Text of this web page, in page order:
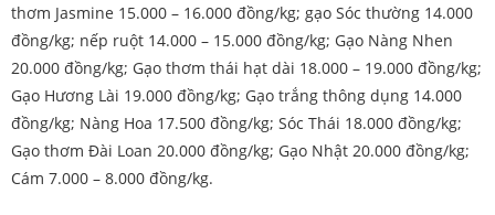
thơm Jasmine 15.000 – 16.000 đồng/kg; gạo Sóc thường 14.000
đồng/kg; nếp ruột 14.000 – 15.000 đồng/kg; Gạo Nàng Nhen
20.000 đồng/kg; Gạo thơm thái hạt dài 18.000 – 19.000 đồng/kg;
Gạo Hương Lài 19.000 đồng/kg; Gạo trắng thông dụng 14.000
đồng/kg; Nàng Hoa 17.500 đồng/kg; Sóc Thái 18.000 đồng/kg;
Gạo thơm Đài Loan 20.000 đồng/kg; Gạo Nhật 20.000 đồng/kg;
Cám 7.000 – 8.000 đồng/kg.